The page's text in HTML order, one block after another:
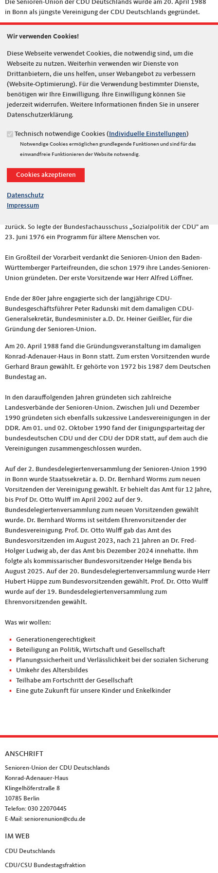
Die Senioren-Union der CDU Deutschlands wurde am 20. April 1988
in Bonn als jüngste Vereinigung der CDU Deutschlands gegründet.
"Ältere Menschen wollen heute eingebunden sein. Sie wollen
verdienen.", sagte Bundeskanzler Dr. Helmut Kohl bei seiner
Eröffnungsrede im Konrad-Adenauer-Haus.
Der Aufbau der Senioren-Union entspricht dem der CDU. Sie verfügt
deutschlandweit über knapp 360 Kreisvereinigungen. Von den über
54.000 zahlenden Mitgliedern sind rund 52 Prozent gleichzeitig
Mitglied in der CDU. In die Senioren-Union kann jeder über 60-Jährige
Mitglieder, die über 60 Jahre alt sind, sind nicht automatisch Mitglied
der Senioren-Union, sondern müssen eigenständig in die Senioren-
Union eintreten, wenn sie Mitglied werden möchten. Die
Adenauer-Haus, der CDU-Zentrale in Berlin-Tiergarten. Die Senioren-
(ESU) vertreten.
zurück. So legte der Bundesfachausschuss „Sozialpolitik der CDU" am
23. Juni 1976 ein Programm für ältere Menschen vor.
Ein Großteil der Vorarbeit verdankt die Senioren-Union den Baden-
Württemberger Parteifreunden, die schon 1979 ihre Landes-Senioren-
Union gründeten. Der erste Vorsitzende war Herr Alfred Löffner.
Ende der 80er Jahre engagierte sich der langjährige CDU-
Bundesgeschäftsführer Peter Radunski mit dem damaligen CDU-
Generalsekretär, Bundesminister a.D. Dr. Heiner Geißler, für die
Gründung der Senioren-Union.
Am 20. April 1988 fand die Gründungsveranstaltung im damaligen
Konrad-Adenauer-Haus in Bonn statt. Zum ersten Vorsitzenden wurde
Gerhard Braun gewählt. Er gehörte von 1972 bis 1987 dem Deutschen
Bundestag an.
In den darauffolgenden Jahren gründeten sich zahlreiche
Landesverbände der Senioren-Union. Zwischen Juli und Dezember
1990 gründeten sich ebenfalls sukzessive Landesvereinigungen in der
DDR. Am 01. und 02. Oktober 1990 fand der Einigungsparteitag der
bundesdeutschen CDU und der CDU der DDR statt, auf dem auch die
Vereinigungen zusammengeschlossen wurden.
Auf der 2. Bundesdelegiertenversammlung der Senioren-Union 1990
in Bonn wurde Staatssekretär a. D. Dr. Bernhard Worms zum neuen
Vorsitzenden der Vereinigung gewählt. Er behielt das Amt für 12 Jahre,
bis Prof Dr. Otto Wulff im April 2002 auf der 9.
Bundesdelegiertenversammlung zum neuen Vorsitzenden gewählt
wurde. Dr. Bernhard Worms ist seitdem Ehrenvorsitzender der
Bundesvereinigung. Prof. Dr. Otto Wulff gab das Amt des
Bundesvorsitzenden im August 2023, nach 21 Jahren an Dr. Fred-
Holger Ludwig ab, der das Amt bis Dezember 2024 innehatte. Ihm
folgte als kommissarischer Bundesvorsitzender Helge Benda bis
August 2025. Auf der 20. Bundesdelegiertenversammlung wurde Herr
Hubert Hüppe zum Bundesvorsitzenden gewählt. Prof. Dr. Otto Wulff
wurde auf der 19. Bundesdelegiertenversammlung zum
Ehrenvorsitzenden gewählt.
Was wir wollen:
Generationengerechtigkeit
Beteiligung an Politik, Wirtschaft und Gesellschaft
Planungssicherheit und Verlässlichkeit bei der sozialen Sicherung
Umkehr des Altersbildes
Teilhabe am Fortschritt der Gesellschaft
Eine gute Zukunft für unsere Kinder und Enkelkinder
Fußbereich
ANSCHRIFT
Senioren-Union der CDU Deutschlands
Konrad-Adenauer-Haus
Klingelhöferstraße 8
10785 Berlin
Telefon: 030 22070445
E-Mail: seniorenunion@cdu.de
IM WEB
CDU Deutschlands
CDU/CSU Bundestagsfraktion
Wir verwenden Cookies!
Diese Webseite verwendet Cookies, die notwendig sind, um die
Webseite zu nutzen. Weiterhin verwenden wir Dienste von
Drittanbietern, die uns helfen, unser Webangebot zu verbessern
(Website-Optimierung). Für die Verwendung bestimmter Dienste,
benötigen wir Ihre Einwilligung. Ihre Einwilligung können Sie
jederzeit widerrufen. Weitere Informationen finden Sie in unserer
Datenschutzerklärung.
Technisch notwendige Cookies (Individuelle Einstellungen)
Notwendige Cookies ermöglichen grundlegende Funktionen und sind für das
einwandfreie Funktionieren der Website notwendig.
Datenschutz
Impressum